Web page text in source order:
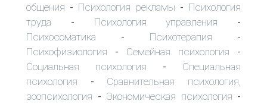
общения - Психология рекламы - Психология
труда - Психология управления -
Психосоматика - Психотерапия -
Психофизиология - Семейная психология -
Социальная психология - Специальная
психология - Сравнительная психология,
зоопсихология - Экономическая психология -